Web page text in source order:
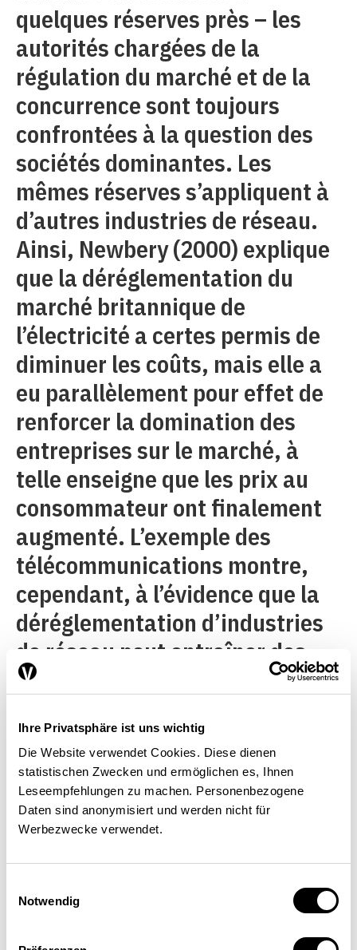
Ihre Privatsphäre ist uns wichtig
Die Website verwendet Cookies. Diese dienen
statistischen Zwecken und ermöglichen es, Ihnen
Leseempfehlungen zu machen. Personenbezogene
Daten sind anonymisiert und werden nicht für
Werbezwecke verwendet.
Notwendig
quelques réserves près – les
autorités chargées de la
régulation du marché et de la
concurrence sont toujours
confrontées à la question des
sociétés dominantes. Les
mêmes réserves s’appliquent à
d’autres industries de réseau.
Ainsi, Newbery (2000) explique
que la déréglementation du
marché britannique de
l’électricité a certes permis de
diminuer les coûts, mais elle a
eu parallèlement pour effet de
renforcer la domination des
entreprises sur le marché, à
telle enseigne que les prix au
consommateur ont finalement
augmenté. L’exemple des
télécommunications montre,
cependant, à l’évidence que la
déréglementation d’industries
de réseau peut entraîner des
baisses de prix considérables si
régulation sectorielles
appropriées.
également